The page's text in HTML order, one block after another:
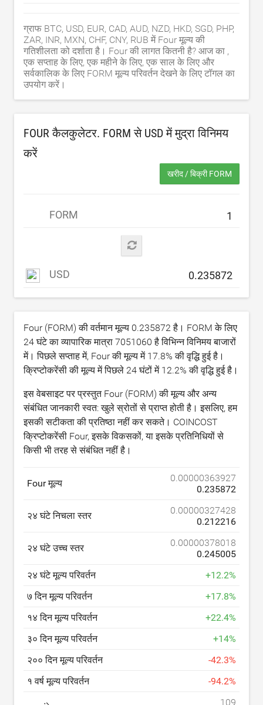
ग्राफ BTC, USD, EUR, CAD, AUD, NZD, HKD, SGD, PHP,
ZAR, INR, MXN, CHF, CNY, RUB में Four मूल्य की
गतिशीलता को दर्शाता है। Four की लागत कितनी है? आज का ,
एक सप्ताह के लिए, एक महीने के लिए, एक साल के लिए और
सर्वकालिक के लिए FORM मूल्य परिवर्तन देखने के लिए टॉगल का
उपयोग करें।
FOUR कैलकुलेटर. FORM से USDमें मुद्रा विनिमय
करें
खरीद / बिक्री FORM
FORM
USD
Four (FORM) की वर्तमान मूल्य 0.235872 है। FORM के लिए
24 घंटे का व्यापारिक मात्रा 7051060 है विभिन्न विनिमय बाजारों
में। पिछले सप्ताह में, Four की मूल्य में 17.8% की वृद्धि हुई है।
क्रिप्टोकरेंसी की मूल्य में पिछले 24 घंटों में 12.2% की वृद्धि हुई है।
इस वेबसाइट पर प्रस्तुत Four (FORM) की मूल्य और अन्य
संबंधित जानकारी स्वत: खुले स्रोतों से प्राप्त होती है। इसलिए, हम
इसकी सटीकता की प्रतिष्ठा नहीं कर सकते। COINCOST
क्रिप्टोकरेंसी Four, इसके विकसकों, या इसके प्रतिनिधियों से
किसी भी तरह से संबंधित नहीं है।
Four मूल्य
0.00000363927
0.235872
२४ घंटे निचला स्तर
0.00000327428
0.212216
२४ घंटे उच्च स्तर
0.00000378018
0.245005
२४ घंटे मूल्य परिवर्तन
+12.2%
७ दिन मूल्य परिवर्तन
+17.8%
१४ दिन मूल्य परिवर्तन
+22.4%
३० दिन मूल्य परिवर्तन
+14%
२०० दिन मूल्य परिवर्तन
-42.3%
१ वर्ष मूल्य परिवर्तन
-94.2%
109